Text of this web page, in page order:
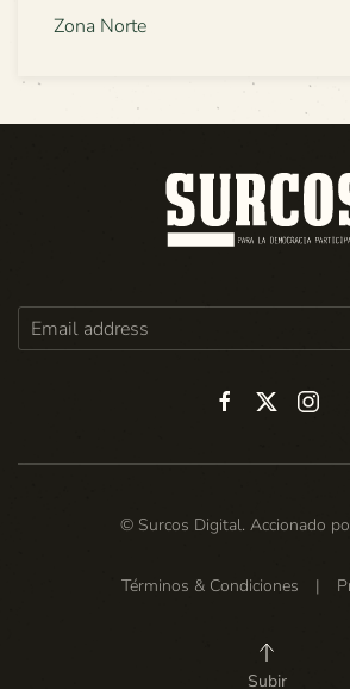
Zona Norte
© Surcos Digital. Accionado
Términos & Condiciones |
Subir